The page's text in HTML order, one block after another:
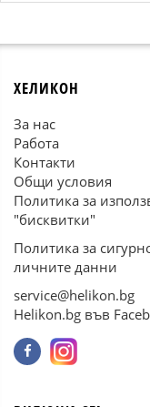
ХЕЛИКОН
За нас
Работа
Контакти
Общи условия
Политика за
"бисквитки"
Политика за
личните данни
service@helikon.bg
Helikon.bg във